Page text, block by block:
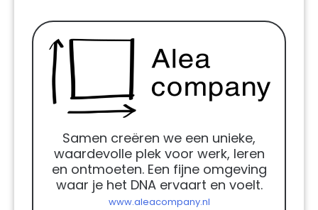
Samen creëren we een unieke,
waardevolle plek voor werk, leren
en ontmoeten. Een fijne omgeving
waar je het DNA ervaart en voelt.
www.aleacompany.nl